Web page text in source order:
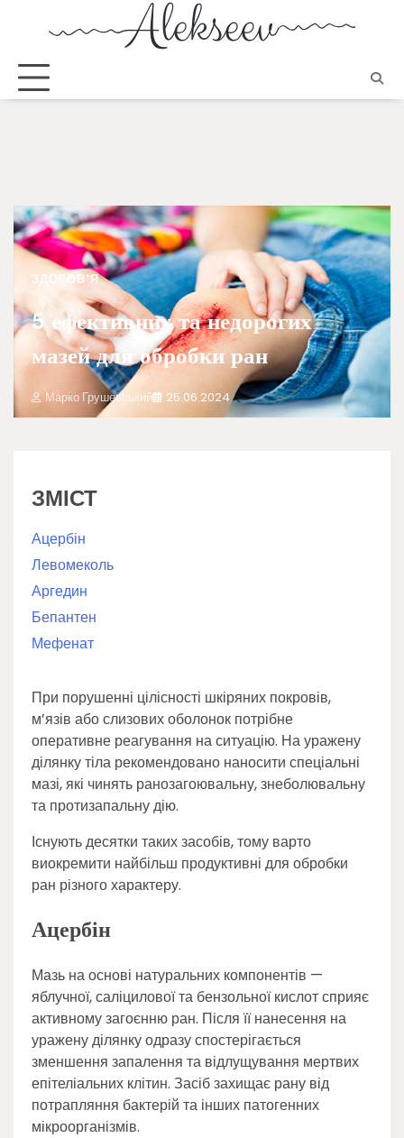
ЗДОРОВ'Я
5 ефективних та недорогих
мазей для обробки ран
Марко Грушевський 25.06.2024
ЗМІСТ
Ацербін
Левомеколь
Аргедин
Бепантен
Мефенат
При порушенні цілісності шкіряних покровів,
м’язів або слизових оболонок потрібне
оперативне реагування на ситуацію. На уражену
ділянку тіла рекомендовано наносити спеціальні
мазі, які чинять ранозагоювальну, знеболювальну
та протизапальну дію.
Існують десятки таких засобів, тому варто
виокремити найбільш продуктивні для обробки
ран різного характеру.
Ацербін
Мазь на основі натуральних компонентів —
яблучної, саліцилової та бензольної кислот сприяє
активному загоєнню ран. Після її нанесення на
уражену ділянку одразу спостерігається
зменшення запалення та відлущування мертвих
епітеліальних клітин. Засіб захищає рану від
потрапляння бактерій та інших патогенних
мікроорганізмів.